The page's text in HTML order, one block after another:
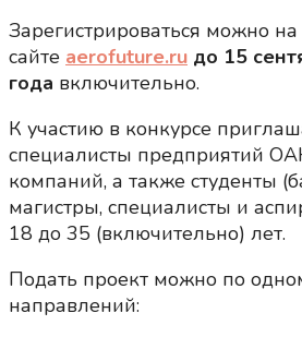
Зарегистрироваться можно на
сайте aerofuture.ru до 15
года включительно.
К участию в конкурсе
специалисты предприятий
компаний, а также студенты
магистры, специалисты и
18 до 35 (включительно) лет.
Подать проект можно по
направлений: